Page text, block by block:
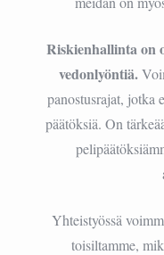
Riskienhallinta on
vedonlyöntiä.
panostusrajat, jotka
päätöksiä. On
Yhteistyössä
toisiltamme,